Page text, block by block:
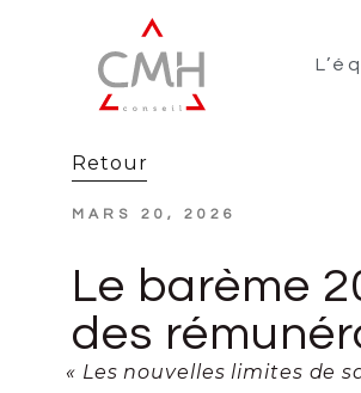
Retour
MARS 20, 2026
Le barème
des
« Les nouvelles limites de